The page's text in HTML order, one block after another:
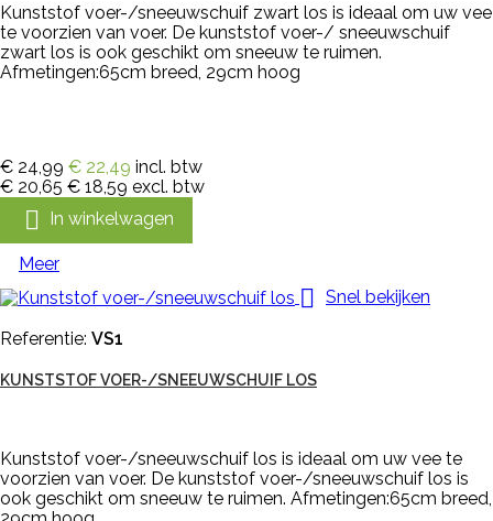
Kunststof voer-/sneeuwschuif zwart los is ideaal om uw vee
te voorzien van voer. De kunststof voer-/ sneeuwschuif
zwart los is ook geschikt om sneeuw te ruimen.
Afmetingen:65cm breed, 29cm hoog
€ 24,99 € 22,49 incl. btw
€ 20,65 € 18,59 excl. btw
 In winkelwagen
Meer
 Snel bekijken
Referentie: VS1
KUNSTSTOF VOER-/SNEEUWSCHUIF LOS
Kunststof voer-/sneeuwschuif los is ideaal om uw vee te
voorzien van voer. De kunststof voer-/sneeuwschuif los is
ook geschikt om sneeuw te ruimen. Afmetingen:65cm breed,